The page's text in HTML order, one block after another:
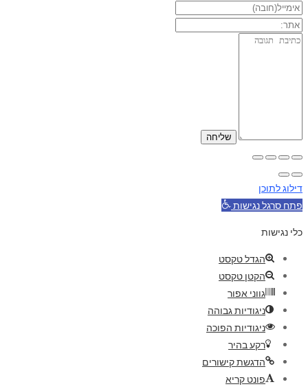
דילוג לתוכן
פתח סרגל נגישות
כלי נגישות
הגדל טקסט
הקטן טקסט
גווני אפור
ניגודיות גבוהה
ניגודיות הפוכה
רקע בהיר
הדגשת קישורים
פונט קריא